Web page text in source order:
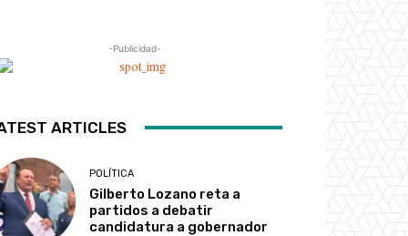
-Publicidad-
ARTICLES
POLÍTICA
Gilberto Lozano reta a
partidos a debatir
candidatura a gobernador